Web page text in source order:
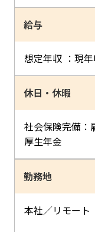
給与
想定年収 ：現
休日・休暇
社会保険完備：
厚生年金
勤務地
本社／リモート